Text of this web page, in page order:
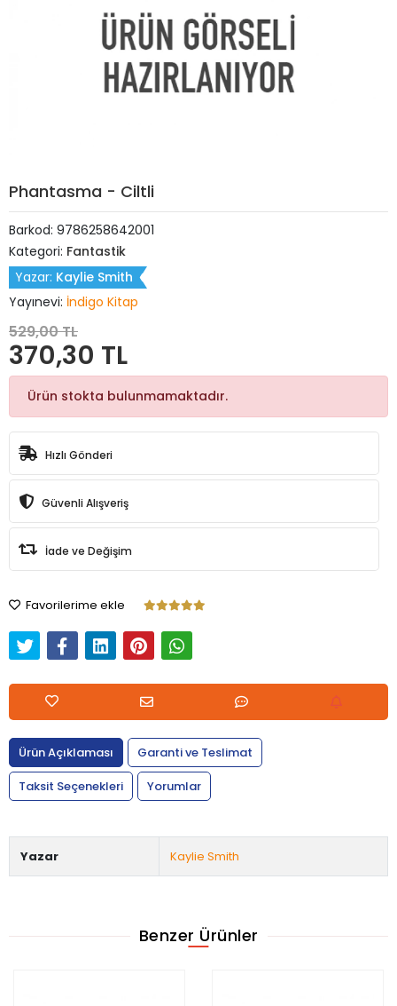
Phantasma - Ciltli
Barkod: 9786258642001
Kategori: Fantastik
Yazar: Kaylie Smith
Yayınevi: İndigo Kitap
529,00 TL
370,30 TL
Ürün stokta bulunmamaktadır.
Hızlı Gönderi
Güvenli Alışveriş
İade ve Değişim
Favorilerime ekle
Ürün Açıklaması
Garanti ve Teslimat
Taksit Seçenekleri
Yorumlar
Yazar Kaylie Smith
Benzer Ürünler